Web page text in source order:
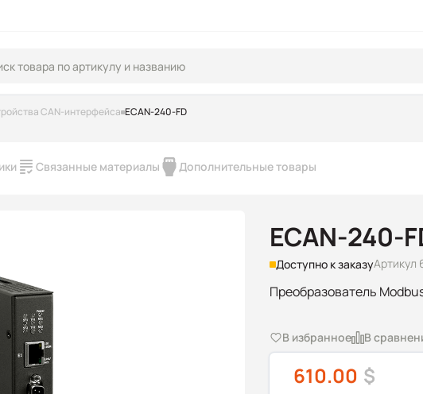
CAN-интерфейса ECAN-240-FD
Связанные материалы Дополнительные товары
ECAN-240-
Доступно к заказуАртикул
Преобразователь
В избранное В
610.00 $